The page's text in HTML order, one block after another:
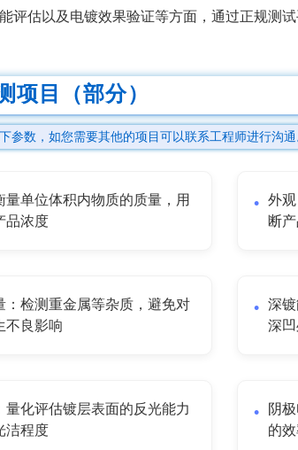
评估以及电镀效果验证等方面，通过正规测
项目（部分）
参数，如您需要其他的项目可以联系工程师进行沟通
量单位体积内物质的质量，用
品浓度
外
断
：检测重金属等杂质，避免对
不良影响
深
深
量化评估镀层表面的反光能力
洁程度
阴
的